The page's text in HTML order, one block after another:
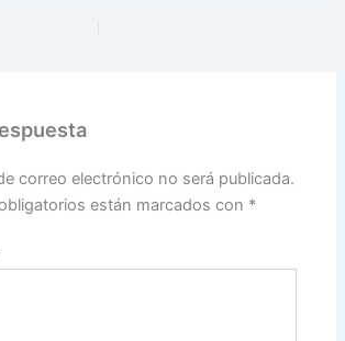
correo electrónico no será publicada.
están marcados con *